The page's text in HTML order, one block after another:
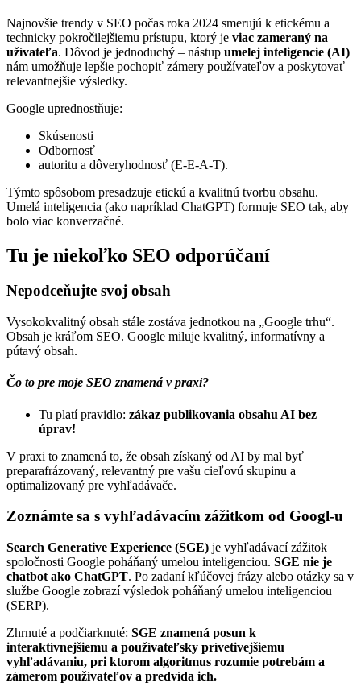
Najnovšie trendy v SEO počas roka 2024 smerujú k etickému a
technicky pokročilejšiemu prístupu, ktorý je viac zameraný na
užívateľa. Dôvod je jednoduchý – nástup umelej inteligencie (AI)
nám umožňuje lepšie pochopiť zámery používateľov a poskytovať
relevantnejšie výsledky.
Google uprednostňuje:
Skúsenosti
Odbornosť
autoritu a dôveryhodnosť (E-E-A-T).
Týmto spôsobom presadzuje etickú a kvalitnú tvorbu obsahu.
Umelá inteligencia (ako napríklad ChatGPT) formuje SEO tak, aby
bolo viac konverzačné.
Tu je niekoľko SEO odporúčaní
Nepodceňujte svoj obsah
Vysokokvalitný obsah stále zostáva jednotkou na „Google trhu“.
Obsah je kráľom SEO. Google miluje kvalitný, informatívny a
pútavý obsah.
Čo to pre moje SEO znamená v praxi?
Tu platí pravidlo: zákaz publikovania obsahu AI bez
úprav!
V praxi to znamená to, že obsah získaný od AI by mal byť
preparafrázovaný, relevantný pre vašu cieľovú skupinu a
optimalizovaný pre vyhľadávače.
Zoznámte sa s vyhľadávacím zážitkom od Googl-u
Search Generative Experience (SGE) je vyhľadávací zážitok
spoločnosti Google poháňaný umelou inteligenciou. SGE nie je
chatbot ako ChatGPT. Po zadaní kľúčovej frázy alebo otázky sa v
službe Google zobrazí výsledok poháňaný umelou inteligenciou
(SERP).
Zhrnuté a podčiarknuté: SGE znamená posun k
interaktívnejšiemu a používateľsky prívetivejšiemu
vyhľadávaniu, pri ktorom algoritmus rozumie potrebám a
zámerom používateľov a predvída ich.